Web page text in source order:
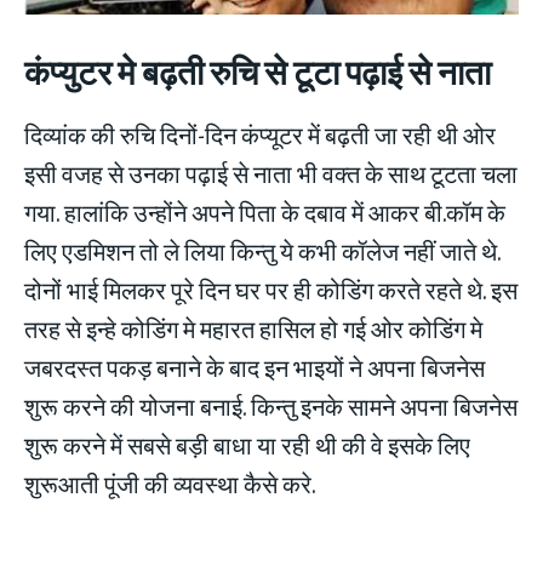
कंप्युटर मे बढ़ती रुचि से टूटा पढ़ाई से नाता
दिव्यांक की रुचि दिनों-दिन कंप्यूटर में बढ़ती जा रही थी ओर
इसी वजह से उनका पढ़ाई से नाता भी वक्त के साथ टूटता चला
गया. हालांकि उन्होंने अपने पिता के दबाव में आकर बी.कॉम के
लिए एडमिशन तो ले लिया किन्तु ये कभी कॉलेज नहीं जाते थे.
दोनों भाई मिलकर पूरे दिन घर पर ही कोडिंग करते रहते थे. इस
तरह से इन्हे कोडिंग मे महारत हासिल हो गई ओर कोडिंग मे
जबरदस्त पकड़ बनाने के बाद इन भाइयों ने अपना बिजनेस
शुरू करने की योजना बनाई. किन्तु इनके सामने अपना बिजनेस
शुरू करने में सबसे बड़ी बाधा या रही थी की वे इसके लिए
शुरूआती पूंजी की व्यवस्था कैसे करे.